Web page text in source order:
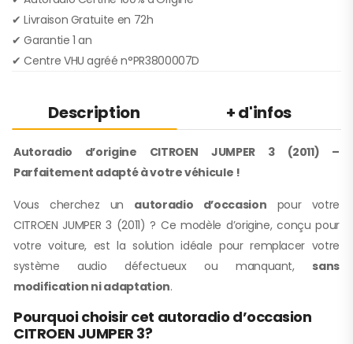
✔︎ Livraison Gratuite en 72h
✔︎ Garantie 1 an
✔︎ Centre VHU agréé n°PR3800007D
Description + d'infos
Autoradio d’origine CITROEN JUMPER 3 (2011) –
Parfaitement adapté à votre véhicule !
Vous cherchez un autoradio d’occasion pour votre
CITROEN JUMPER 3 (2011) ? Ce modèle d’origine, conçu pour
votre voiture, est la solution idéale pour remplacer votre
système audio défectueux ou manquant, sans
modification ni adaptation.
Pourquoi choisir cet autoradio d’occasion
CITROEN JUMPER 3?